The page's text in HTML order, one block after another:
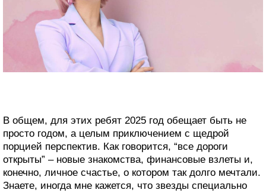
В общем, для этих ребят 2025 год обещает быть не
просто годом, а целым приключением с щедрой
порцией перспектив. Как говорится, “все дороги
открыты” – новые знакомства, финансовые взлеты и,
конечно, личное счастье, о котором так долго мечтали.
Знаете, иногда мне кажется, что звезды специально